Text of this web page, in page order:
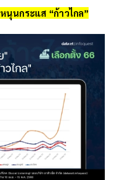
นุนกระแส “ก้าวไกล”